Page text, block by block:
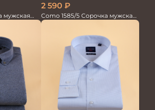
мужская
2 590 ₽
Como 1585/5 Сорочка мужская
кор.рукав